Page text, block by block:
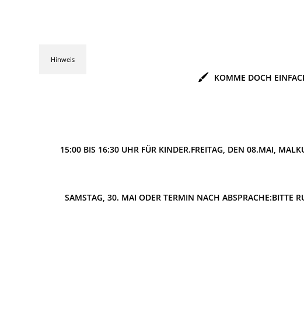
Hinweis
KOMME DOCH
15:00 BIS 16:30 UHR FÜR KINDER.FREITAG, DEN 08.MAI,
SAMSTAG, 30. MAI ODER TERMIN NACH ABSPRACHE:BITTE